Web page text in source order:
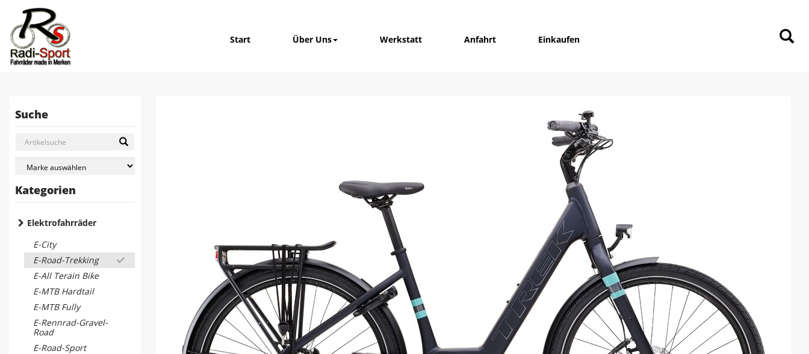
Start Über Uns Werkstatt Anfahrt Einkaufen
Suche
Kategorien
Elektrofahrräder
E-City
E-Road-Trekking
E-All Terain Bike
E-MTB Hardtail
E-MTB Fully
E-Rennrad-Gravel-
Road
E-Road-Sport